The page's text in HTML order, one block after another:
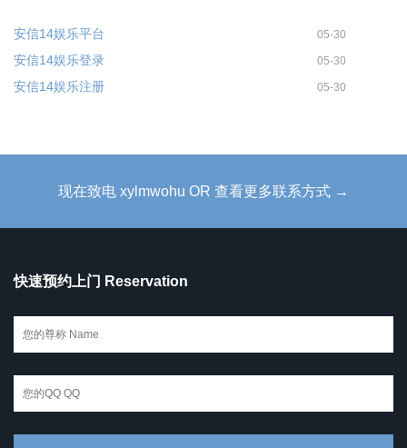
安信14娱乐平台 05-30
安信14娱乐登录 05-30
安信14娱乐注册 05-30
现在致电 xylmwohu OR 查看更多联系方式 →
快速预约上门 Reservation